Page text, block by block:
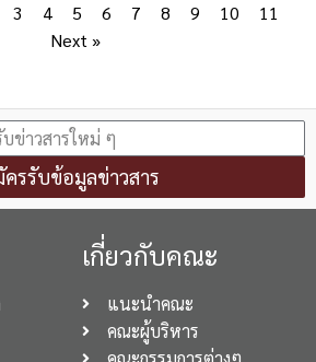
3 4 5 6 7 8 9 10
11
Next »
ครรับข้อมูลข่าวสาร
เกี่ยวกับคณะ
แนะนำคณะ
คณะผู้บริหาร